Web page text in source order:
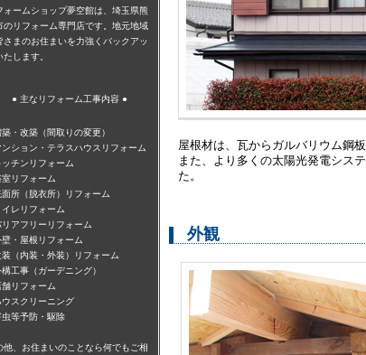
ォームショップ夢空館は、埼玉県熊
のリフォーム専門店です。地元地域
さまのお住まいを力強くバックアッ
たします。
● 主なリフォーム工事内容 ●
築・改築（間取りの変更）
ンション・テラスハウスリフォーム
ッチンリフォーム
室リフォーム
面所（脱衣所）リフォーム
イレリフォーム
リアフリーリフォーム
壁・屋根リフォーム
装（内装・外装）リフォーム
構工事（ガーデニング）
舗リフォーム
スクリーニング
等予防・駆除
他、お住まいのことなら何でもご相
屋根材は、瓦からガルバリウム鋼
また、より多くの太陽光発電シス
た。
外観